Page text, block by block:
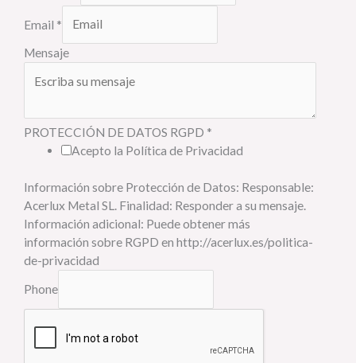
Email *
Mensaje
PROTECCIÓN DE DATOS RGPD *
Acepto la Política de Privacidad
Información sobre Protección de Datos: Responsable:
Acerlux Metal SL. Finalidad: Responder a su mensaje.
Información adicional: Puede obtener más
información sobre RGPD en http://acerlux.es/politica-
de-privacidad
Phone